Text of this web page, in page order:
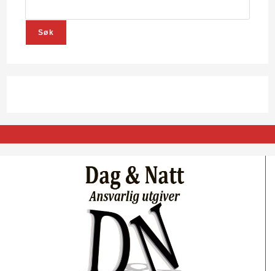
Søk